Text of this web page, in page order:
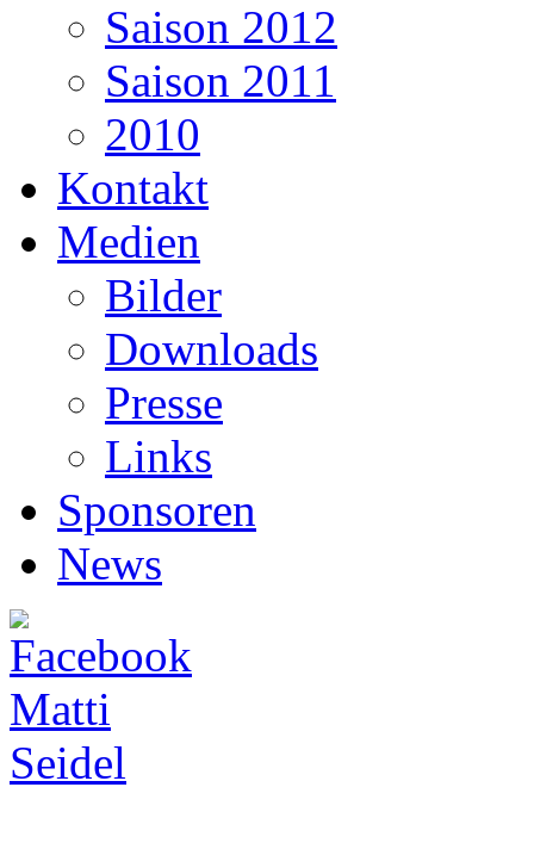
Saison 2012
Saison 2011
2010
Kontakt
Medien
Bilder
Downloads
Presse
Links
Sponsoren
News